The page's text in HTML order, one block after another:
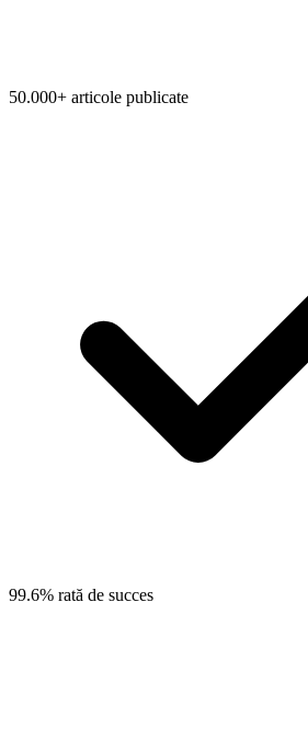
50.000+ articole publicate
99.6% rată de succes